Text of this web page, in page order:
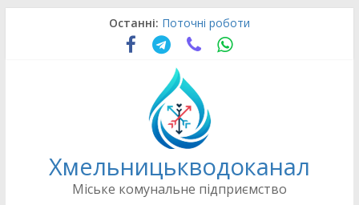
Останні: Поточні роботи
Поточні роботи
Поточні роботи
Поточні роботи
Поточні роботи
Хмельницькводоканал
Міське комунальне підприємство